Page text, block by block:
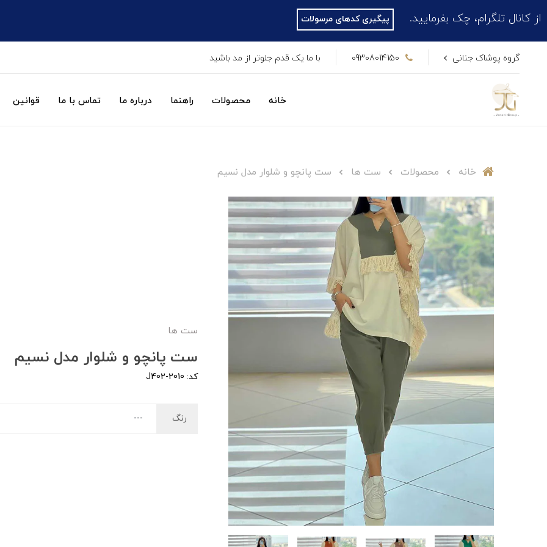
چک بفرمایید. پیگیری کدهای مرسولات
گروه پوشاک جنانی 09308014150 با ما یک قدم جلوتر از مد باشید
خانه محصولات راهنما درباره ما تماس با ما قوانین
خانه محصولات ست ها ست پانچو و شلوار مدل نسیم
ست ها
ست پانچو و شلوار مدل نسیم
کد: J402-2010
رنگ